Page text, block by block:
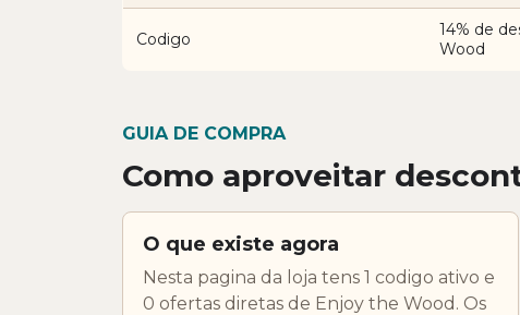
Codigo
14% de
Wood
GUIA DE COMPRA
Como aproveitar
O que existe agora
Nesta pagina da loja tens 1 codigo ativo e
0 ofertas diretas de Enjoy the Wood. Os